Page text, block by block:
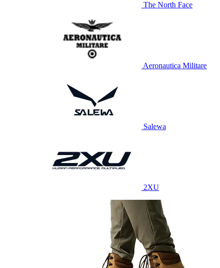
The North Face
Aeronautica Militare
Salewa
2XU